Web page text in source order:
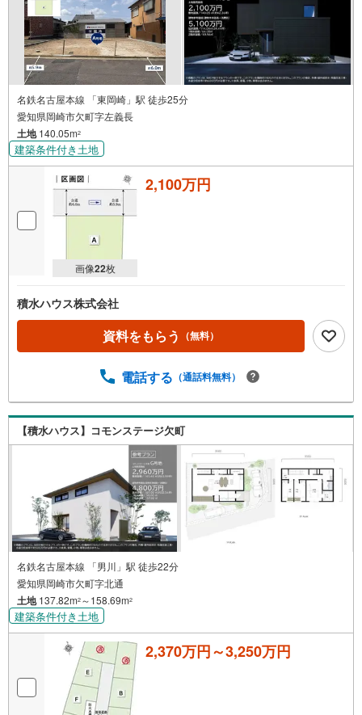
名鉄名古屋本線 「東岡崎」駅 徒歩25分
愛知県岡崎市欠町字左義長
土地140.05m2
建築条件付き土地
画像22枚
2,100万円
積水ハウス株式会社
資料をもらう （無料）
電話する （通話料無料）
【積水ハウス】コモンステージ欠町
名鉄名古屋本線 「男川」駅 徒歩22分
愛知県岡崎市欠町字北通
土地137.82m2 ～158.69m2
建築条件付き土地
2,370万円～3,250万円